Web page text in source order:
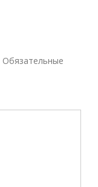
Обязательные